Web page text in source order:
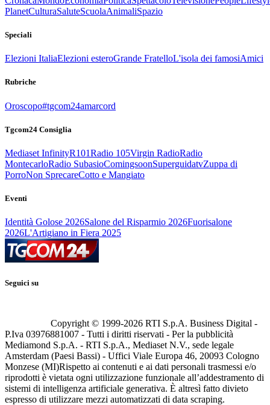
PlanetCulturaSaluteScuolaAnimaliSpazio
Speciali
Elezioni ItaliaElezioni esteroGrande FratelloL'isola dei famosiAmici
Rubriche
Oroscopo#tgcom24amarcord
Tgcom24 Consiglia
Mediaset InfinityR101Radio 105Virgin RadioRadio
MontecarloRadio SubasioComingsoonSuperguidatvZuppa di
PorroNon SprecareCotto e Mangiato
Eventi
Identità Golose 2026Salone del Risparmio 2026Fuorisalone
2026L'Artigiano in Fiera 2025
Seguici su
Copyright © 1999-2026 RTI S.p.A. Business Digital -
P.Iva 03976881007 - Tutti i diritti riservati - Per la pubblicità
Mediamond S.p.A. - RTI S.p.A., Mediaset N.V., sede legale
Amsterdam (Paesi Bassi) - Uffici Viale Europa 46, 20093 Cologno
Monzese (MI)Rispetto ai contenuti e ai dati personali trasmessi e/o
riprodotti è vietata ogni utilizzazione funzionale all’addestramento di
sistemi di intelligenza artificiale generativa. È altresì fatto divieto
espresso di utilizzare mezzi automatizzati di data scraping.